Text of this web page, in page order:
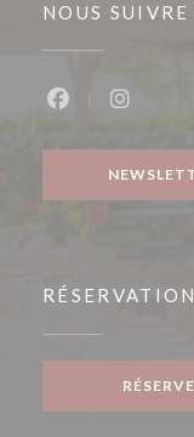
NOUS SUIVRE
RÉSERVATION